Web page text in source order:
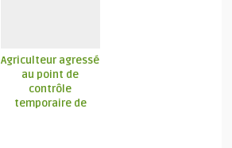
Agriculteur agressé
au point de
contrôle
temporaire de